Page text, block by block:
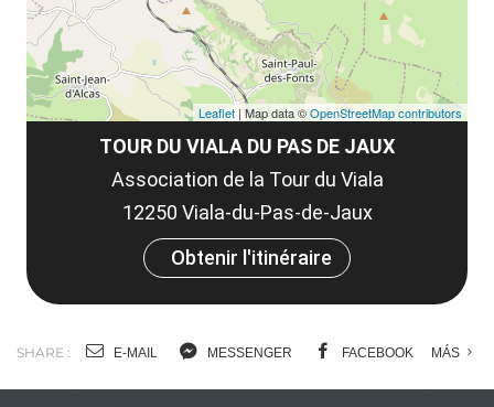
TOUR DU VIALA DU PAS DE JAUX
Association de la Tour du Viala
12250 Viala-du-Pas-de-Jaux
Obtenir l'itinéraire
Leaflet | Map data ©OpenStreetMap contributors
SHARE : E-MAIL MESSENGER FACEBOOK MÁS